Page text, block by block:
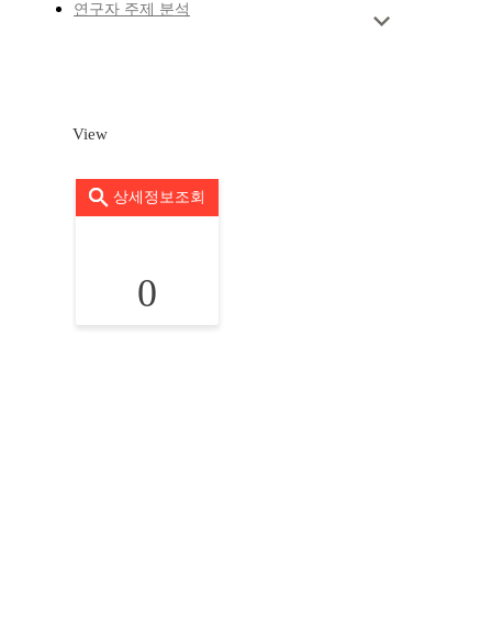
연구자 주제 분석
View
상세정보조회
0